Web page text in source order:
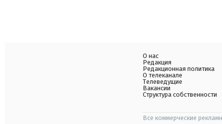
О нас
Редакция
Редакционная политика
О телеканале
Телеведущие
Вакансии
Структура собственности
Все коммерческие